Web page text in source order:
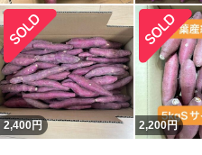
2,400円 2,200円